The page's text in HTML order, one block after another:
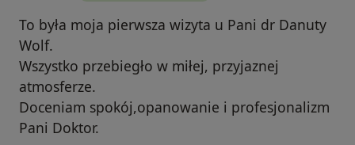
To była moja pierwsza wizyta u Pani dr Danuty
Wolf.
Wszystko przebiegło w miłej, przyjaznej
atmosferze.
Doceniam spokój,opanowanie i profesjonalizm
Pani Doktor.